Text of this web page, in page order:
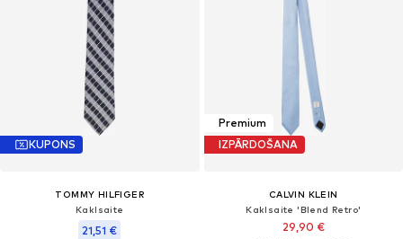
KUPONS
TOMMY HILFIGER
Kaklsaite
21,51 €
Premium
IZPĀRDOŠANA
CALVIN KLEIN
Kaklsaite 'Blend Retro'
29,90 €